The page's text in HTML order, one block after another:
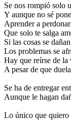
Se nos rompió solo
Y aunque no sé
Aprender a
Que solo te salga
Si las cosas se
Los problemas se
Hay que reírse de la
A pesar de que
Se ha de entregar
Aunque le hagan
Lo único que quiero